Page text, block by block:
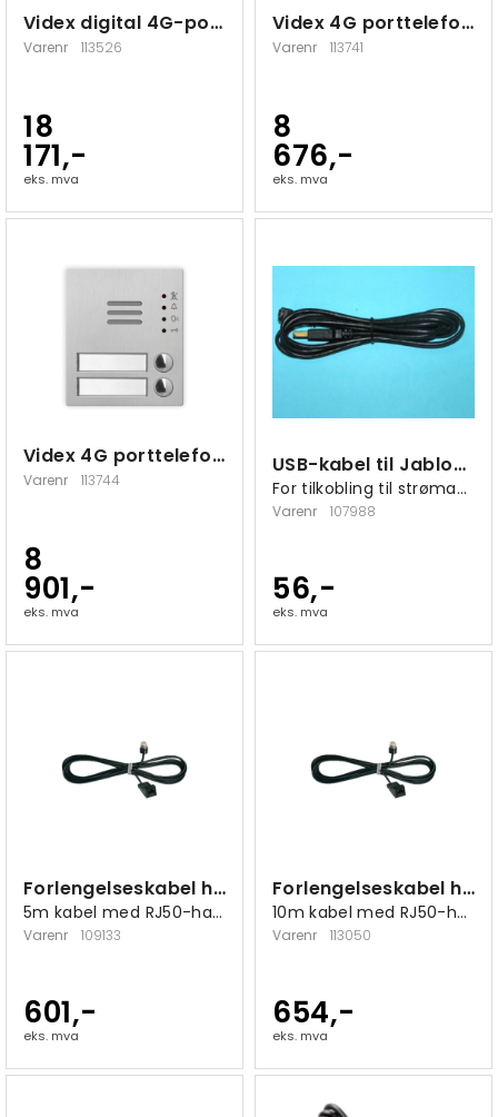
Videx digital 4G-porttelefon 750 bruker
Varenr 113526
18
171,-
eks. mva
Videx 4G porttelefon modul uten knapp
Varenr 113741
8
676,-
eks. mva
Videx 4G porttelefon modul 2 knapper
Varenr 113744
8
901,-
eks. mva
USB-kabel til Jablocom Essence
For tilkobling til strømadapter med USB
Varenr 107988
56,-
eks. mva
Forlengelseskabel håndsett PTCarPhone
5m kabel med RJ50-han/RJ50-hun
Varenr 109133
601,-
eks. mva
Forlengelseskabel håndsett PTCarPhone
10m kabel med RJ50-han/RJ50-hun
Varenr 113050
654,-
eks. mva